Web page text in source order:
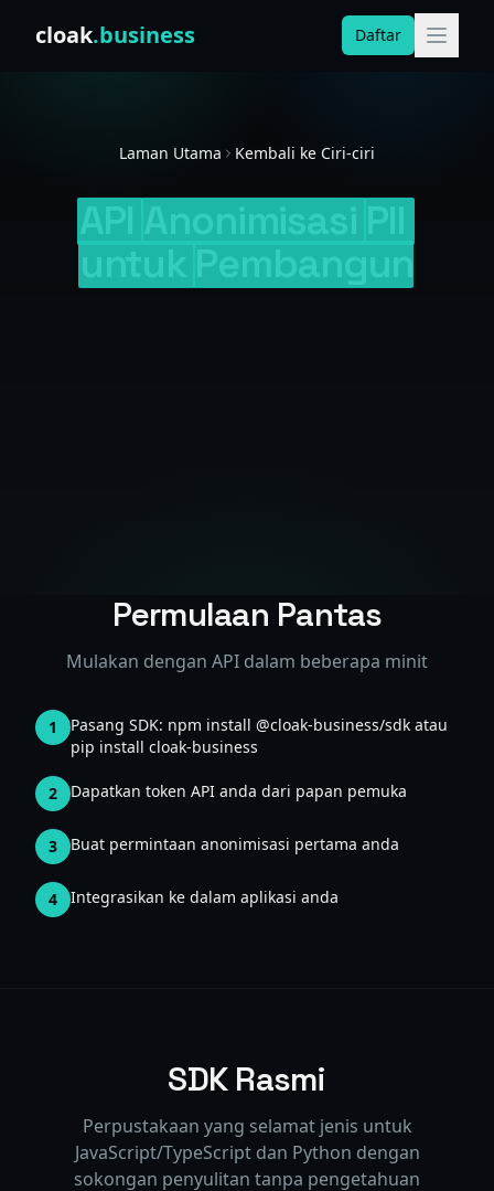
cloak.business Daftar
Laman Utama Kembali ke Ciri-ciri
Permulaan Pantas
Mulakan dengan API dalam beberapa minit
1
Pasang SDK: npm install @cloak-business/sdk atau
pip install cloak-business
2 Dapatkan token API anda dari papan pemuka
3 Buat permintaan anonimisasi pertama anda
4 Integrasikan ke dalam aplikasi anda
SDK Rasmi
Perpustakaan yang selamat jenis untuk
JavaScript/TypeScript dan Python dengan
sokongan penyulitan tanpa pengetahuan